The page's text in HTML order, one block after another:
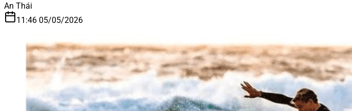
An Thái
11:46 05/05/2026